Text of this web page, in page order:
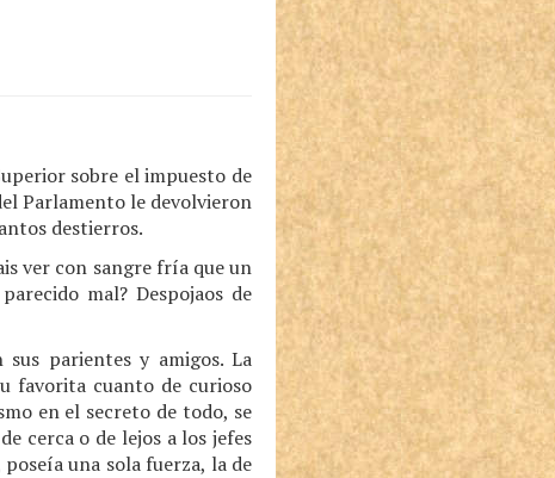
sobre el impuesto de
Parlamento le devolvieron
destierros.
ver con sangre fría que un
mal? Despojaos de
parientes y amigos. La
favorita cuanto de curioso
en el secreto de todo, se
cerca o de lejos a los jefes
una sola fuerza, la de